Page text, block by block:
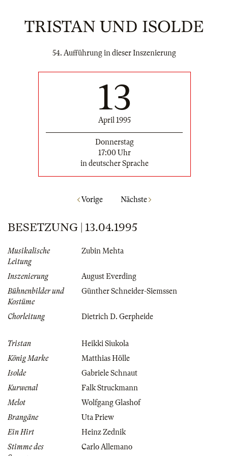
TRISTAN UND ISOLDE
54. Aufführung in dieser Inszenierung
13
April 1995
Donnerstag
17:00 Uhr
in deutscher Sprache
Vorige Nächste
BESETZUNG | 13.04.1995
Musikalische
Leitung
Zubin Mehta
Inszenierung
August Everding
Bühnenbilder und
Kostüme
Günther Schneider-Siemssen
Chorleitung Dietrich D. Gerpheide
Tristan
Heikki Siukola
König Marke
Matthias Hölle
Isolde
Gabriele Schnaut
Kurwenal
Falk Struckmann
Melot
Wolfgang Glashof
Brangäne
Uta Priew
Ein Hirt
Heinz Zednik
Stimme des
Carlo Allemano